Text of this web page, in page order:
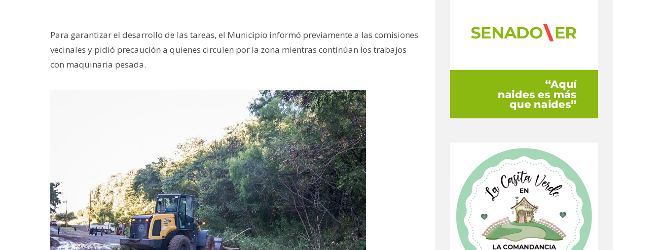
Para garantizar el desarrollo de las tareas, el Municipio informó previamente a las comisiones
vecinales y pidió precaución a quienes circulen por la zona mientras continúan los trabajos
con maquinaria pesada.